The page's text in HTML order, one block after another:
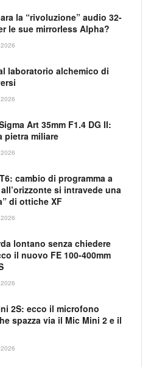
la “rivoluzione” audio 32-
le sue mirrorless Alpha?
laboratorio alchemico di
Art 35mm F1.4 DG II:
pietra miliare
cambio di programma a
si intravede una
di ottiche XF
lontano senza chiedere
il nuovo FE 100-400mm
2S: ecco il microfono
spazza via il Mic Mini 2 e il